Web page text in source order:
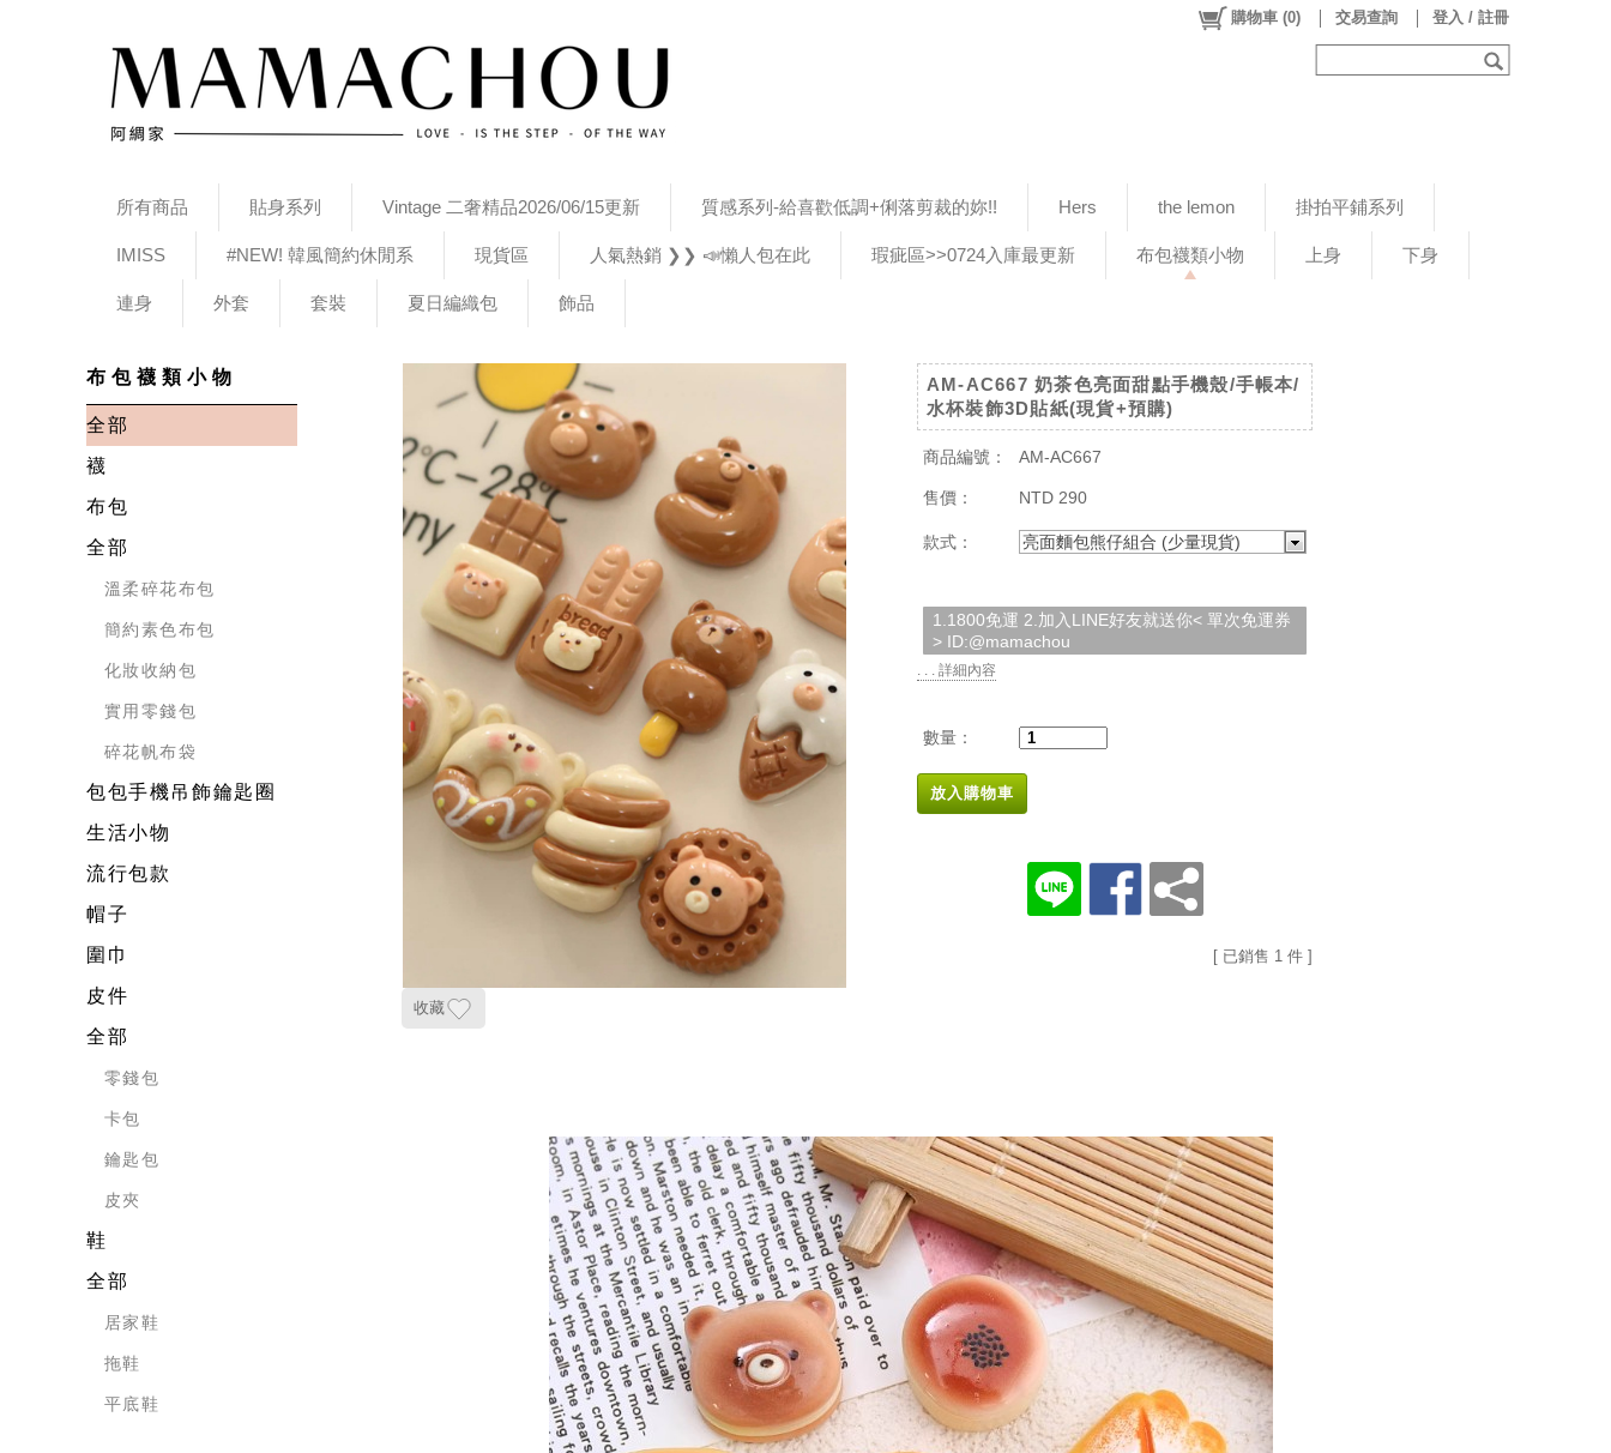
所有商品 貼身系列 Vintage 二奢精品2026/06/15更新 質感系列-給喜歡低調+俐落剪裁的妳!! Hers the lemon 掛拍平鋪系列
IMISS #NEW! 韓風簡約休閒系 現貨區 人氣熱銷 ❯❯ 📣懶人包在此 瑕疵區>>0724入庫最更新 布包襪類小物 上身 下身
連身 外套 套裝 夏日編織包 飾品
購物車 (0) 交易查詢 登入 / 註冊
布包襪類小物
全部
襪
布包
全部
溫柔碎花布包
簡約素色布包
化妝收納包
實用零錢包
碎花帆布袋
包包手機吊飾鑰匙圈
生活小物
流行包款
帽子
圍巾
皮件
全部
零錢包
卡包
鑰匙包
皮夾
鞋
全部
居家鞋
拖鞋
平底鞋
收藏
AM-AC667 奶茶色亮面甜點手機殼/手帳本/
水杯裝飾3D貼紙(現貨+預購)
商品編號： AM-AC667
售價： NTD 290
款式： 亮面麵包熊仔組合 (少量現貨)
1.1800免運 2.加入LINE好友就送你< 單次免運券
> ID:@mamachou
. . . 詳細內容
數量：
放入購物車
[ 已銷售 1 件 ]